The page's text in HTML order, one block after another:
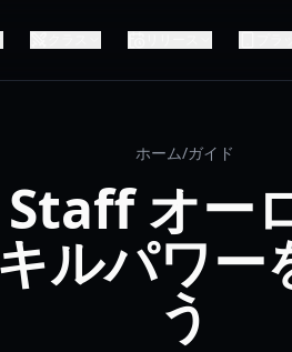
ホーム/ガイド
オー
ルパワー
う